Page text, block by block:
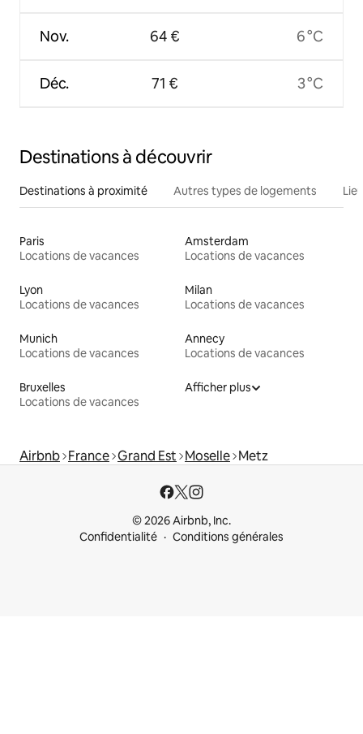
Nov.
Déc.
64 €
71 €
6 °C
3 °C
Destinations à découvrir
Destinations à proximité Autres types de logements
Paris
Locations de vacances
Amsterdam
Locations de vacances
Lyon
Locations de vacances
Milan
Locations de vacances
Munich
Locations de vacances
Annecy
Locations de vacances
Bruxelles
Locations de vacances
Afficher plus
Airbnb France Grand Est Moselle Metz
© 2026 Airbnb, Inc.
Confidentialité
Conditions générales